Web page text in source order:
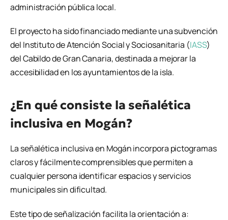
administración pública local.
El proyecto ha sido financiado mediante una subvención
del Instituto de Atención Social y Sociosanitaria (IASS)
del Cabildo de Gran Canaria, destinada a mejorar la
accesibilidad en los ayuntamientos de la isla.
¿En qué consiste la señalética
inclusiva en Mogán?
La señalética inclusiva en Mogán incorpora pictogramas
claros y fácilmente comprensibles que permiten a
cualquier persona identificar espacios y servicios
municipales sin dificultad.
Este tipo de señalización facilita la orientación a: